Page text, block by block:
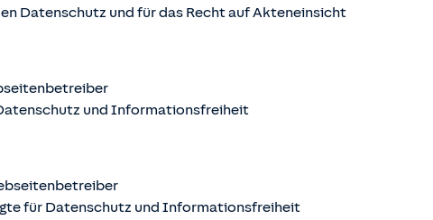
Datenschutz und für das Recht auf Akteneinsicht
und Informationsfreiheit
für Datenschutz und Informationsfreiheit